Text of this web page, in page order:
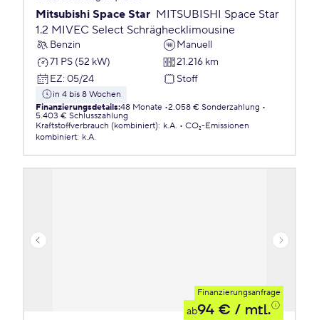
Mitsubishi Space Star MITSUBISHI Space Star
1.2 MIVEC Select Schräghecklimousine
Benzin
Manuell
71 PS (52 kW)
21.216 km
EZ: 05/24 Stoff
in 4 bis 8 Wochen
Finanzierungsdetails:48 Monate 2.058 € Sonderzahlung
5.403 € Schlusszahlung
Kraftstoffverbrauch (kombiniert): k.A.
CO₂-Emissionen
kombiniert: k.A.
Finanzierungsanfrage
ab94 € / mtl.